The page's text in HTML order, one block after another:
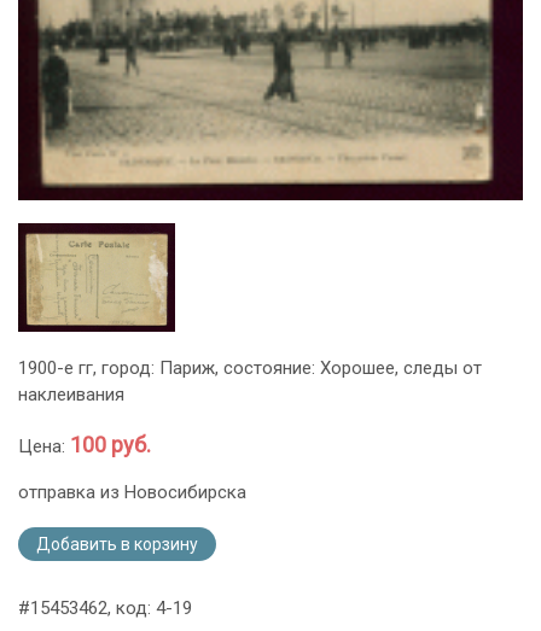
1900-е гг, город: Париж, состояние: Хорошее, следы от
наклеивания
Цена: 100 руб.
отправка из Новосибирска
Добавить в корзину
#15453462, код: 4-19